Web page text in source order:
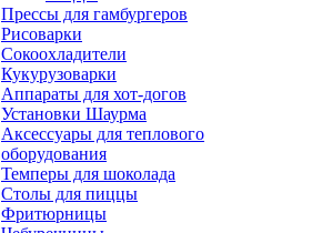
Прессы для гамбургеров
Рисоварки
Сокоохладители
Кукурузоварки
Аппараты для хот-догов
Установки Шаурма
Аксессуары для теплового
оборудования
Темперы для шоколада
Столы для пиццы
Фритюрницы